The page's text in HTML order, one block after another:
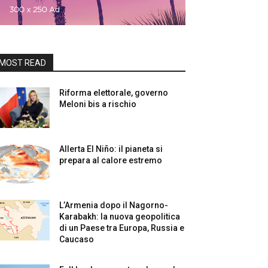
READ
Riforma elettorale, governo
Meloni bis a rischio
Allerta El Niño: il pianeta si
prepara al calore estremo
L’Armenia dopo il Nagorno-
Karabakh: la nuova geopolitica
di un Paese tra Europa, Russia e
Caucaso